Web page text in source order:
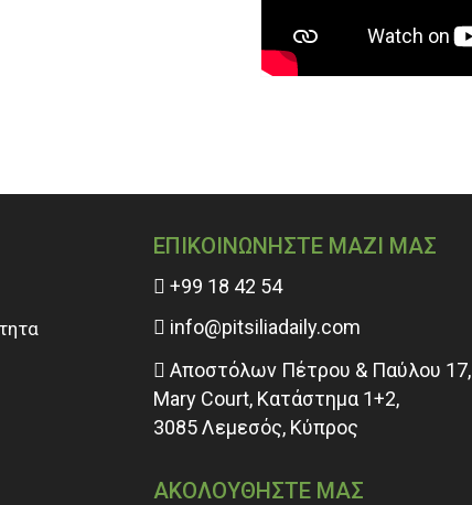
ΕΠΙΚΟΙΝΩΝΗΣΤΕ ΜΑΖΙ ΜΑΣ
+99 18 42 54
info@pitsiliadaily.com
Αποστόλων Πέτρου & Παύλου 17,
Mary Court, Κατάστημα 1+2,
3085 Λεμεσός, Κύπρος
ΑΚΟΛΟΥΘΗΣΤΕ ΜΑΣ